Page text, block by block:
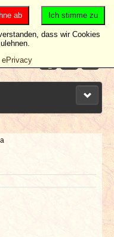
Ich stimme zu
ab
dass wir Cookies
ePrivacy